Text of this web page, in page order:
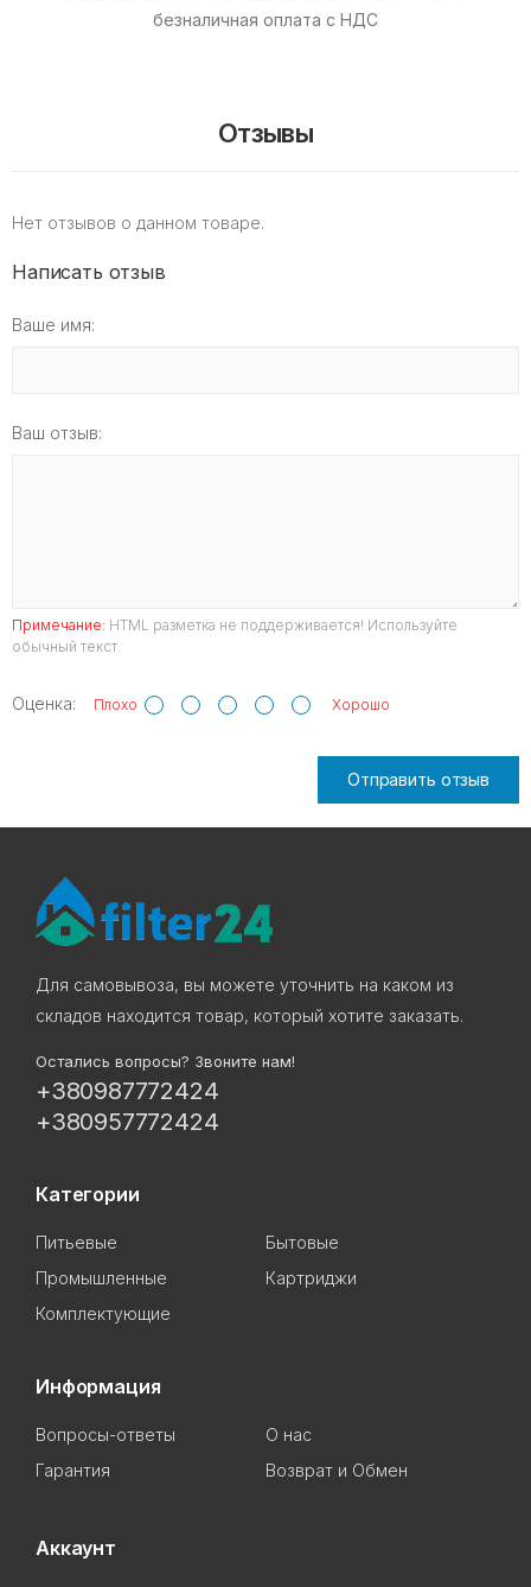
безналичная оплата с НДС
Отзывы
Нет отзывов о данном товаре.
Написать отзыв
Ваше имя:
Ваш отзыв:
Примечание: HTML разметка не поддерживается! Используйте
обычный текст.
Оценка: Плохо Хорошо
Отправить отзыв
Для самовывоза, вы можете уточнить на каком из
складов находится товар, который хотите заказать.
Остались вопросы? Звоните нам!
+380987772424
+380957772424
Категории
Питьевые
Бытовые
Промышленные
Картриджи
Комплектующие
Информация
Вопросы-ответы
О нас
Гарантия
Возврат и Обмен
Аккаунт